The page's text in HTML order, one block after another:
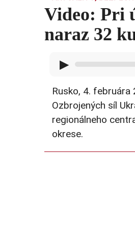
Video: Pri
naraz 32
▶
Rusko, 4.
Ozbrojených síl
regionálneho
okrese.